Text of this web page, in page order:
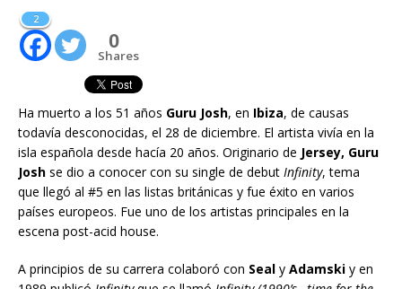
2
0
Shares
Ha muerto a los 51 años Guru Josh, en Ibiza, de causas
todavía desconocidas, el 28 de diciembre. El artista vivía en la
isla española desde hacía 20 años. Originario de Jersey, Guru
Josh se dio a conocer con su single de debut Infinity, tema
que llegó al #5 en las listas británicas y fue éxito en varios
países europeos. Fue uno de los artistas principales en la
escena post-acid house.
A principios de su carrera colaboró con Seal y Adamski y en